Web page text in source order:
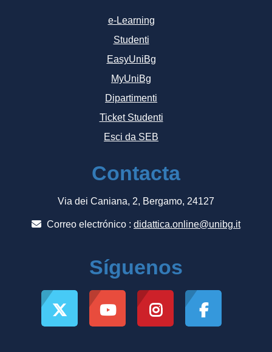
e-Learning
Studenti
EasyUniBg
MyUniBg
Dipartimenti
Ticket Studenti
Esci da SEB
Contacta
Via dei Caniana, 2, Bergamo, 24127
Correo electrónico : didattica.online@unibg.it
Síguenos